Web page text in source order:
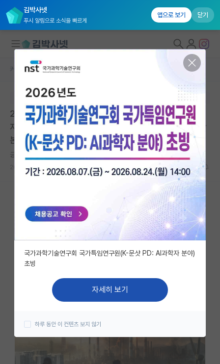
김박사넷
푸시 알림으로 소식을 빠르게
앱으로 보기 닫기
연구실&오픈랩
커뮤니티
커뮤니티 홈
IF 명예의전당
자유 게시판(아무개랩)
미국 유학 게시판
미국 대학원 합격 후기 게시판
대학원생 모집 게시판
연구실(PI) 홍보 게시판
석박사 채용 정보 게시판
커뮤니티 홈 대학원생 모집 게시판
본문이 수정되지 않는 박제글입니다.
2026학년도 후기 2차 대학원 신입생 모집 (미래에너
지‧환경‧지질 스쿨) | 과학기술연합대학원대학교 대학
본부 | 마감: 2026.06.30. 23:59
긍정적인 카를 가우스
2026.06.03 0 941
국가과학기술연구회 국가특임연구원(K-문샷 PD: AI과학자 분야)
초빙
자세히 보기
하루 동안 이 컨텐츠 보지 않기